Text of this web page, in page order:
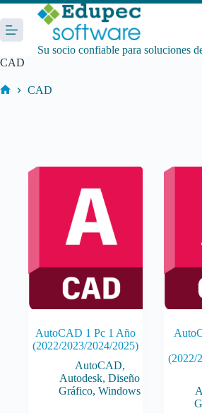
Saltar
al
contenido
Su socio confiable para soluciones
CAD
CAD
AutoCAD 1 Pc 1 Año
(2022/2023/2024/2025)
AutoCAD,
Autodesk,Diseño
Gráfico,Windows
(2022/